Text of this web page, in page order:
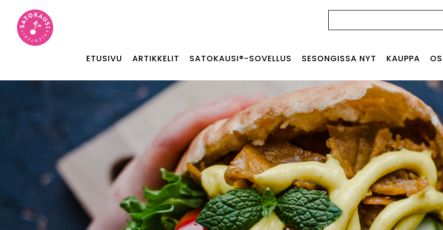
ETUSIVU ARTIKKELIT SATOKAUSI®-SOVELLUS SESONGISSA NYT KAUPPA